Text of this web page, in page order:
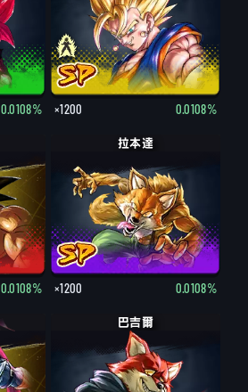
0.0108% ×1200 0.0108%
0.0108%
拉本達
×1200 0.0108%
巴吉爾